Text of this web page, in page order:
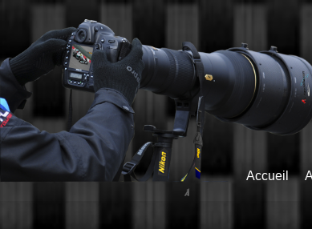
main
content
Accueil